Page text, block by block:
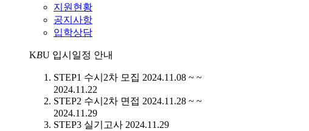
지원현황
공지사항
입학상담
KBU 입시일정 안내
STEP1 수시2차 모집 2024.11.08 ~ ~
2024.11.22
STEP2 수시2차 면접 2024.11.28 ~ ~
2024.11.29
STEP3 실기고사 2024.11.29